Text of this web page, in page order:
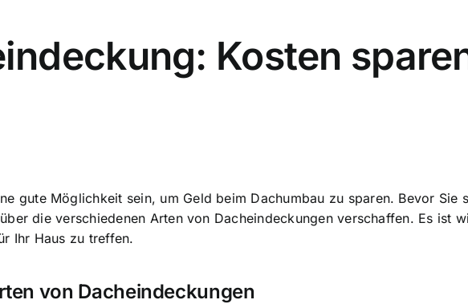
Kosten
gute Möglichkeit sein, um Geld beim Dachumbau zu sparen. Bevor Sie
die verschiedenen Arten von Dacheindeckungen verschaffen. Es ist
Ihr Haus zu treffen.
von Dacheindeckungen